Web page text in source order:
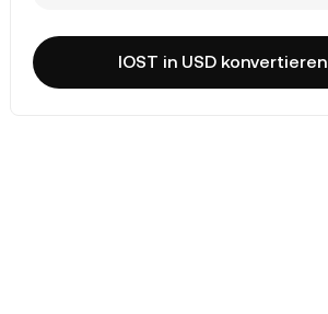
IOST in USD konvertieren